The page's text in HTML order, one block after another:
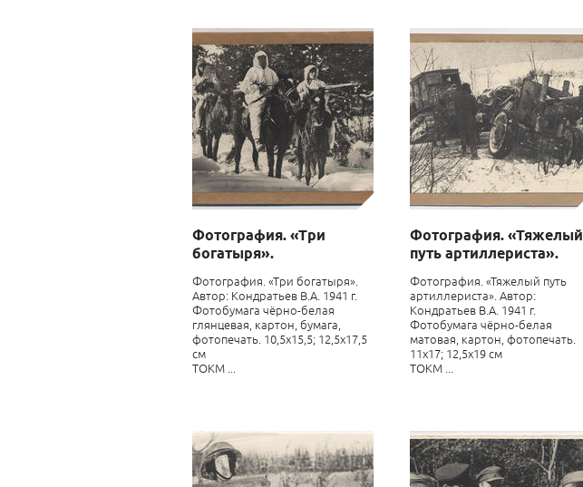
Фотография. «Три
богатыря».
Фотография. «Три богатыря».
Автор: Кондратьев В.А. 1941 г.
Фотобумага чёрно-белая
глянцевая, картон, бумага,
фотопечать. 10,5х15,5; 12,5х17,5
см
ТОКМ ...
Фотография. «Тяжелый
путь артиллериста».
Фотография. «Тяжелый путь
артиллериста». Автор:
Кондратьев В.А. 1941 г.
Фотобумага чёрно-белая
матовая, картон, фотопечать.
11х17; 12,5х19 см
ТОКМ ...